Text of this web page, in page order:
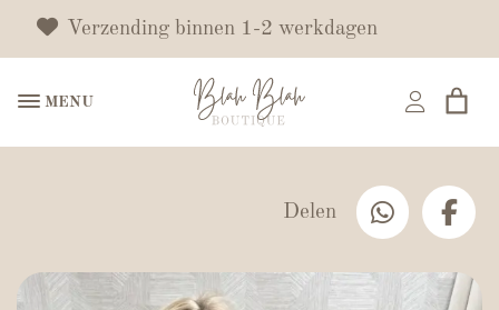
Verzending binnen 1-2 werkdagen
MENU
Delen